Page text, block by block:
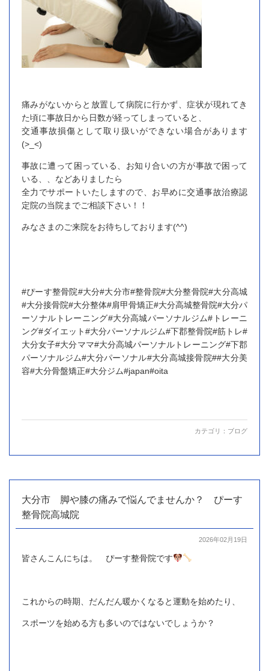
痛みがないからと放置して病院に行かず、症状が現れてき
た頃に事故日から日数が経ってしまっていると、
交通事故損傷として取り扱いができない場合があります
(>_<)
事故に遭って困っている、お知り合いの方が事故で困って
いる、、などありましたら
全力でサポートいたしますので、お早めに交通事故治療認
定院の当院までご相談下さい！！
みなさまのご来院をお待ちしております(^^)
#ぴーす整骨院#大分#大分市#整骨院#大分整骨院#大分高城
#大分接骨院#大分整体#肩甲骨矯正#大分高城整骨院#大分パ
ーソナルトレーニング#大分高城パーソナルジム#トレーニ
ング#ダイエット#大分パーソナルジム#下郡整骨院#筋トレ#
大分女子#大分ママ#大分高城パーソナルトレーニング#下郡
パーソナルジム#大分パーソナル#大分高城接骨院##大分美
容#大分骨盤矯正#大分ジム#japan#oita
カテゴリ： ブログ
大分市 脚や膝の痛みで悩んでませんか？ ぴーす
整骨院高城院
2026年02月19日
皆さんこんにちは。 ぴーす整骨院です
これからの時期、だんだん暖かくなると運動を始めたり、
スポーツを始める方も多いのではないでしょうか？